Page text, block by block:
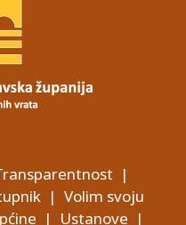
|
| Volim svoju
| Ustanove |